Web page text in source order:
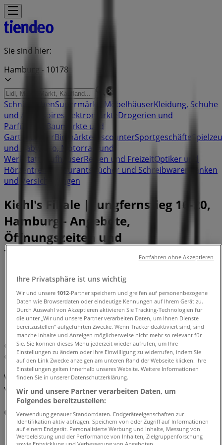
Sie sind hier:
Hamburg - 10178
SchnäppchenSupermärkte MöbelhäuserKleidung, Schuhe
und Accessoires Elektromärkte Drogerien und
Parfümerie
Baumärkte und
GartencenterBiomärkte DiscounterSportgeschäfte
und Baby
Auto, Motorrad und
Werkstatt
KaufhäuserReisen und FreizeitOptiker und
Hörzentren
Restaurants Bücher und Schreibwaren
Banken
und Versicherungen
Kiehl's Filiale | Jungfernstieg 16-20,
Hamburg - Angebote,
Öffnungszeiten und
Telefonnummern
Tiendeo in Hamburg »
Hamburg»
Kiehl's in Hamburg»
Kiehl's | Jungfernstieg 16-20
Karte
Karte
Wir sind gerade dabei Angebote zu "Kiehl's" zu
veröffentlichen
Geschäfte in der Nähe
Ihre Privatsphäre ist uns wichtig
Wir und unsere 1012-Partner speichern und greifen auf personenbezogene
Daten wie Browserdaten oder eindeutige Kennungen auf Ihrem Gerät zu.
Durch Auswahl von Akzeptieren aktivieren Sie Tracking-Technologien für
die unter „Wir und unsere Partner verarbeiten Daten, um Ihnen Dienste
bereitzustellen“ aufgeführten Zwecke. Wenn Tracker deaktiviert sind, sind
manche Inhalte und Anzeigen möglicherweise nicht mehr so relevant für
Sie. Sie können dieses Menü jederzeit wieder aufrufen, um Ihre
Einstellungen zu ändern oder Ihre Einwilligung zu widerrufen, indem Sie
auf den Link Zwecke anzeigen am unteren Rand der Webseite klicken. Ihre
Einstellungen gelten innerhalb unseres Website. Weitere Informationen
finden Sie in unserer Datenschutzerklärung.
Wir und unsere Partner verarbeiten Daten, um
Folgendes bereitzustellen:
Verwendung genauer Standortdaten. Endgeräteeigenschaften zur
Identifikation aktiv abfragen. Speichern von oder Zugriff auf Informationen
auf einem Endgerät. Personalisierte Werbung und Inhalte, Messung von
Werbeleistung und der Performance von Inhalten, Zielgruppenforschung
Fortfahren ohne Akzeptieren